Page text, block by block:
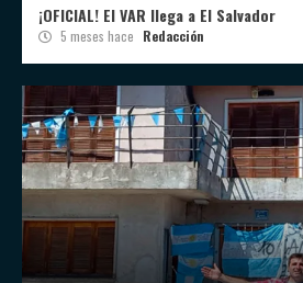
¡OFICIAL! El VAR llega a El Salvador
5 meses hace Redacción